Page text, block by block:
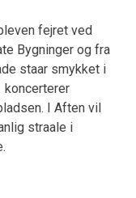
fejret ved
Bygninger og fra
staar smykket i
koncerterer
I Aften vil
straale i